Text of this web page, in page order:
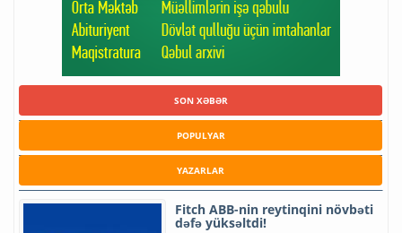
SON XƏBƏR
POPULYAR
YAZARLAR
Fitch ABB-nin reytinqini növbəti
dəfə yüksəltdi!